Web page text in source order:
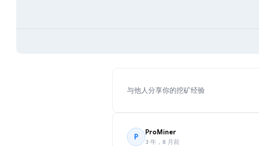
与他人分享你的挖矿经验
P
ProMiner
3 年，8 月前